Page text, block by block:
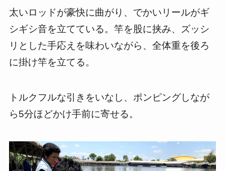
太いロッドが豪快に曲がり、でかいリールがギ
シギシ音を立てている。竿を股に挟み、ズッシ
リとした手応えを味わいながら、全体重を後ろ
に掛け竿を立てる。
トルクフルな引きをいなし、ポンピングしなが
ら5分ほどかけ手前に寄せる。